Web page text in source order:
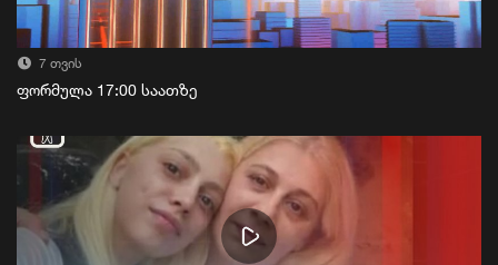
7 თვის
ფორმულა 17:00 საათზე